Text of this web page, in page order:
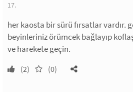
17.
her kaosta bir sürü fırsatlar vardır.
beyinleriniz örümcek bağlayıp
ve harekete geçin.
(2) (0)